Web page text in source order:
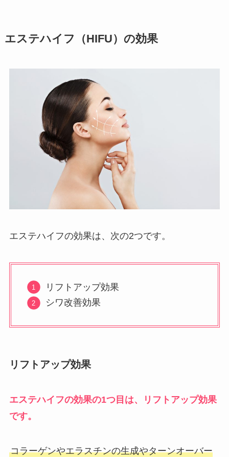
エステハイフ（HIFU）の効果
エステハイフの効果は、次の2つです。
リフトアップ効果
シワ改善効果
リフトアップ効果
エステハイフの効果の1つ目は、リフトアップ効果
です。
コラーゲンやエラスチンの生成やターンオーバー